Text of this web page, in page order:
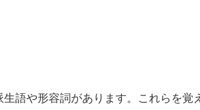
語や形容詞があります。これらを覚